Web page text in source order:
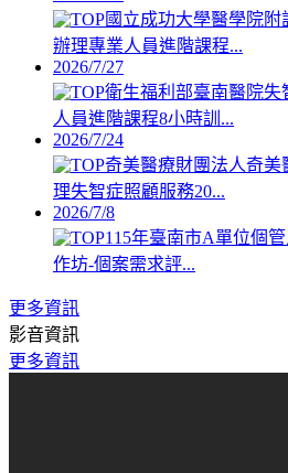
國立成功大學醫學院
辦理專業人員進階課程...
2026/7/27
衛生福利部臺南醫院失
人員進階課程8小時訓...
2026/7/24
奇美醫療財團法人奇
理失智症照顧服務20...
2026/7/8
115年臺南市A單位個
作坊-個案需求評...
更多資訊
影音資訊
更多資訊